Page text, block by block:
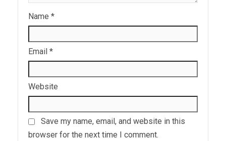
Name *
Email *
Website
Save my name, email, and website in this
browser for the next time I comment.